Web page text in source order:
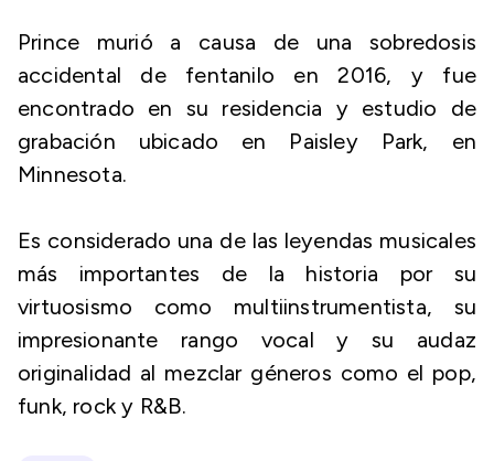
Prince murió a causa de una sobredosis
accidental de fentanilo en 2016, y fue
encontrado en su residencia y estudio de
grabación ubicado en Paisley Park, en
Minnesota.
Es considerado una de las leyendas musicales
más importantes de la historia por su
virtuosismo como multiinstrumentista, su
impresionante rango vocal y su audaz
originalidad al mezclar géneros como el pop,
funk, rock y R&B.